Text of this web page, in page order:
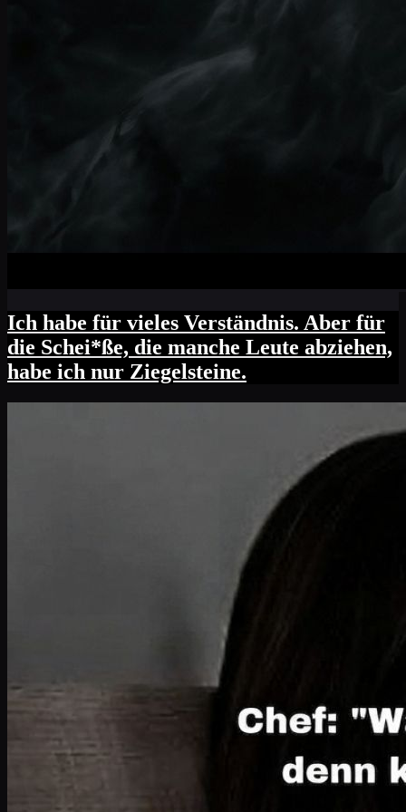
Ich habe für vieles Verständnis. Aber für
die Schei*ße, die manche Leute abziehen,
habe ich nur Ziegelsteine.